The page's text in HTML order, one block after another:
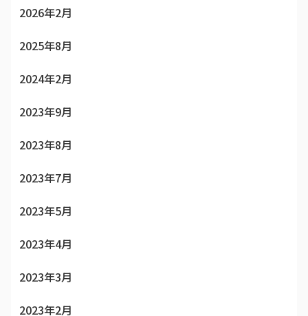
2026年2月
2025年8月
2024年2月
2023年9月
2023年8月
2023年7月
2023年5月
2023年4月
2023年3月
2023年2月